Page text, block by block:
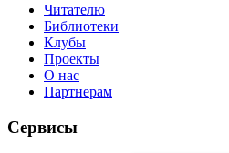
Читателю
Библиотеки
Клубы
Проекты
О нас
Партнерам
Сервисы